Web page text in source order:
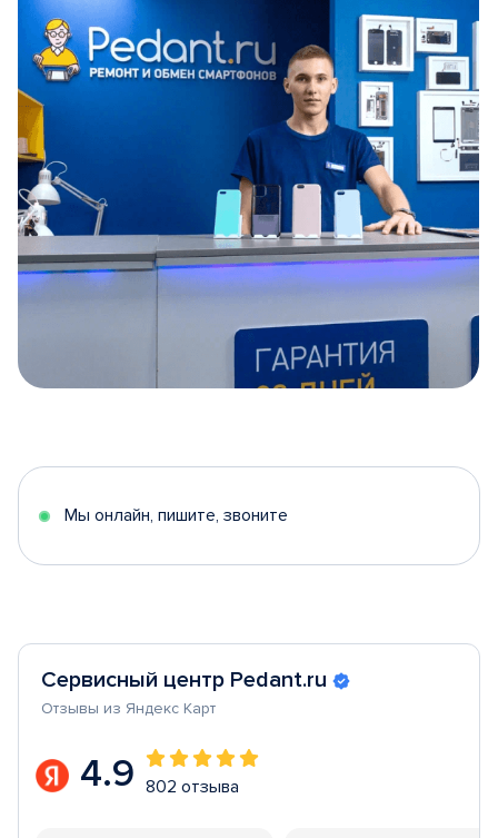
5
Мы онлайн, пишите, звоните
Сервисный центр Pedant.ru
Отзывы из Яндекс Карт
4.9 802 отзыва